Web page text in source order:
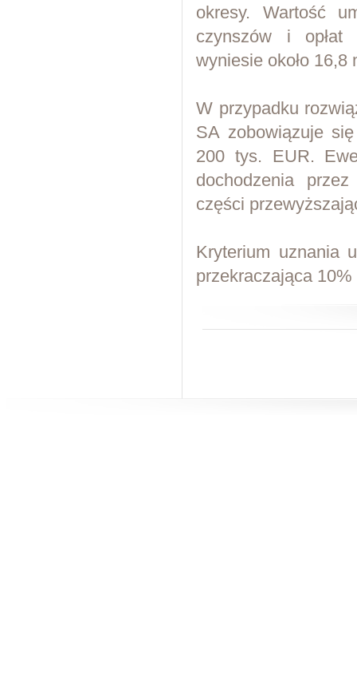
okresy. Wartość
czynszów i opłat
wyniesie około 16,8
W przypadku
SA zobowiązuje
200 tys. EUR.
dochodzenia
części
Kryterium uznania
przekraczająca 10%